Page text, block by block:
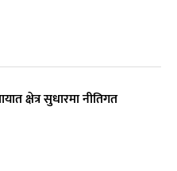
क्षेत्र सुधारमा नीतिगत